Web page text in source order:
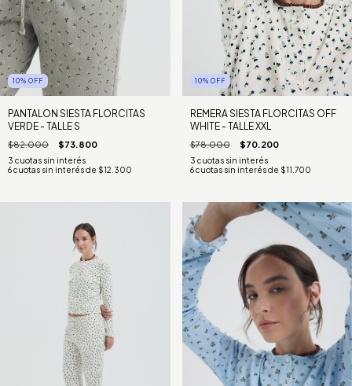
10% OFF
PANTALON SIESTA FLORCITAS
VERDE - TALLE S
$82.000 $73.800
6cuotas sin interés de $12.300
10% OFF
REMERA SIESTA FLORCITAS OFF
WHITE - TALLE XXL
$78.000 $70.200
6 cuotas sin interés de $11.700